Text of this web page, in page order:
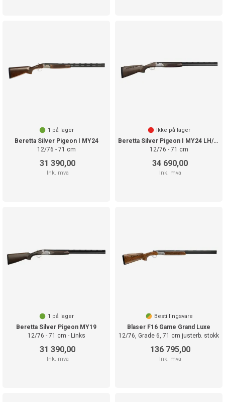
1 på lager
Beretta Silver Pigeon I MY24
12/76 - 71 cm
31 390,00
Ink. mva
Ikke på lager
Beretta Silver Pigeon I MY24 LH/LINKS
12/76 - 71 cm
34 690,00
Ink. mva
1 på lager
Beretta Silver Pigeon MY19
12/76 - 71 cm - Links
31 390,00
Ink. mva
Bestillingsvare
Blaser F16 Game Grand Luxe
12/76, Grade 6, 71 cm justerb. stokk
136 795,00
Ink. mva